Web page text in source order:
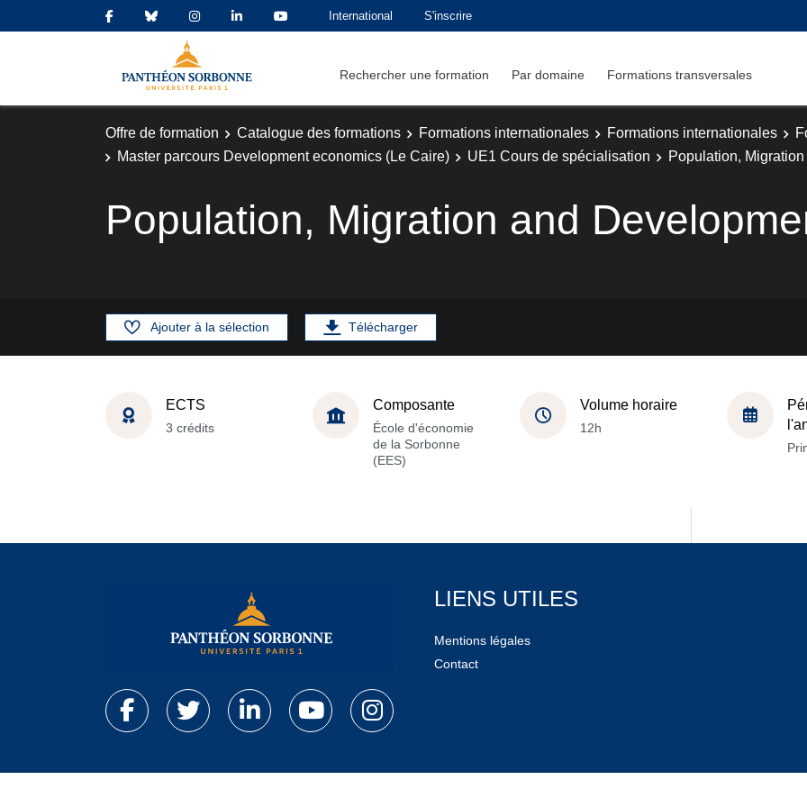
International S'inscrire
Rechercher une formation Par domaine Formations transversales
Offre de formation Catalogue des formations Formations internationales Formations internationales
Master parcours Development economics (Le Caire)
UE1 Cours de spécialisation Population,
Population, Migration and
Ajouter à la sélection Télécharger
ECTS
3 crédits
Composante
École d'économie
de la Sorbonne
(EES)
Volume horaire
12h
LIENS UTILES
Mentions légales
Contact